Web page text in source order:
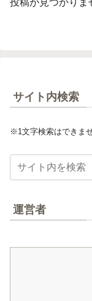
サイト内検索
※1文字検索はできま
運営者